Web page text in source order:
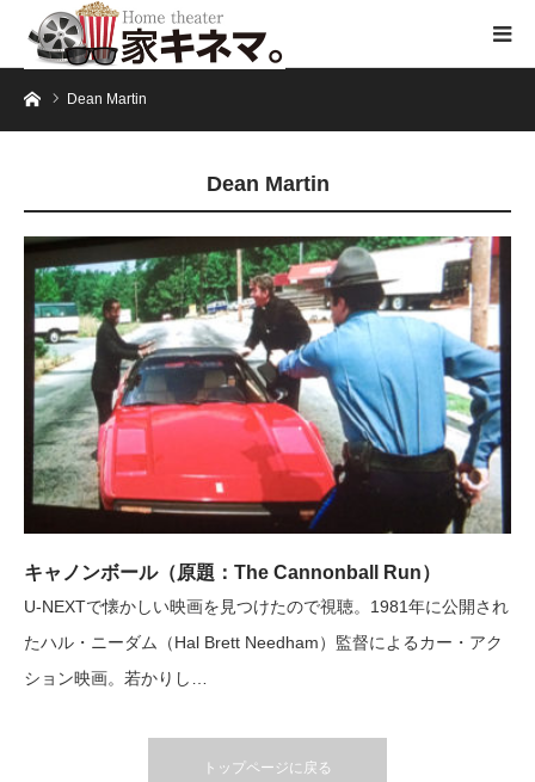
ホームDean Martin
Dean Martin
キャノンボール（原題：The Cannonball Run）
U-NEXTで懐かしい映画を見つけたので視聴。1981年に公開され
たハル・ニーダム（Hal Brett Needham）監督によるカー・アク
ション映画。若かりし…
トップページに戻る